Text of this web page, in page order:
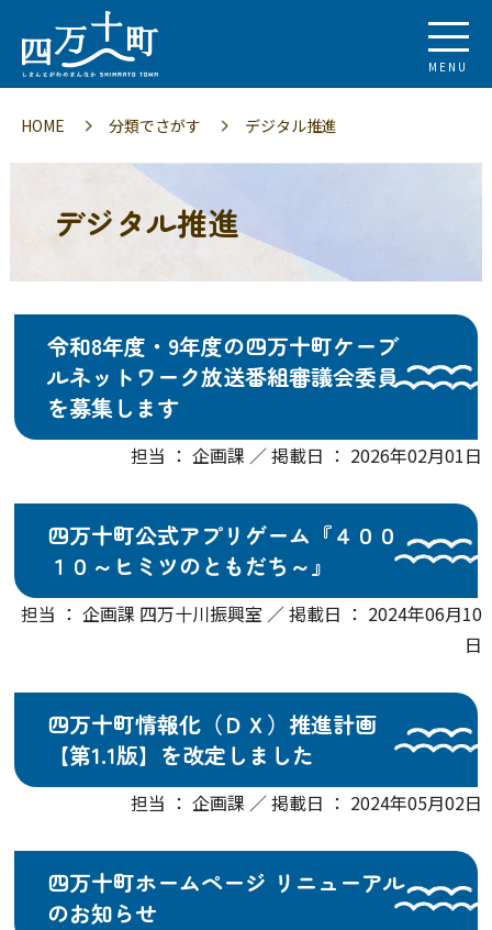
MENU
HOME 分類でさがす デジタル推進
デジタル推進
令和8年度・9年度の四万十町ケーブ
ルネットワーク放送番組審議会委員
を募集します
担当 ： 企画課 ／ 掲載日 ： 2026年02月01日
四万十町公式アプリゲーム『４００
１０～ヒミツのともだち～』
担当 ： 企画課 四万十川振興室 ／ 掲載日 ： 2024年06月10
日
四万十町情報化（ＤＸ）推進計画
【第1.1版】を改定しました
担当 ： 企画課 ／ 掲載日 ： 2024年05月02日
四万十町ホームページ リニューアル
のお知らせ